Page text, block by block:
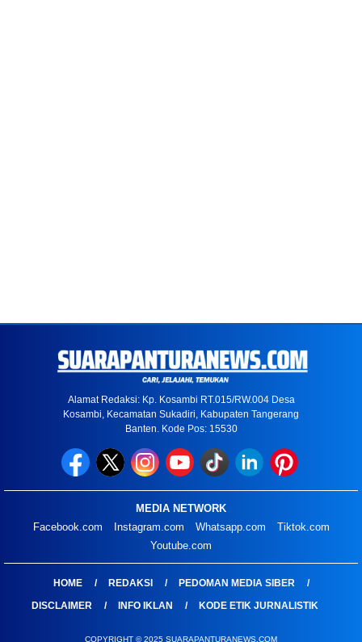
Alamat Redaksi: Kp. Kosambi RT.015/RW.004 Desa
Kosambi, Kecamatan Sukadiri, Kabupaten Tangerang
Banten. Kode Pos: 15530
MEDIA NETWORK
Facebook.com
Instagram.com Whatsapp.com
Tiktok.com
Youtube.com
HOME REDAKSI
PEDOMAN MEDIA SIBER
DISCLAIMER
INFO IKLAN KODE ETIK JURNALISTIK
COPYRIGHT © 2025 SUARAPANTURANEWS.COM